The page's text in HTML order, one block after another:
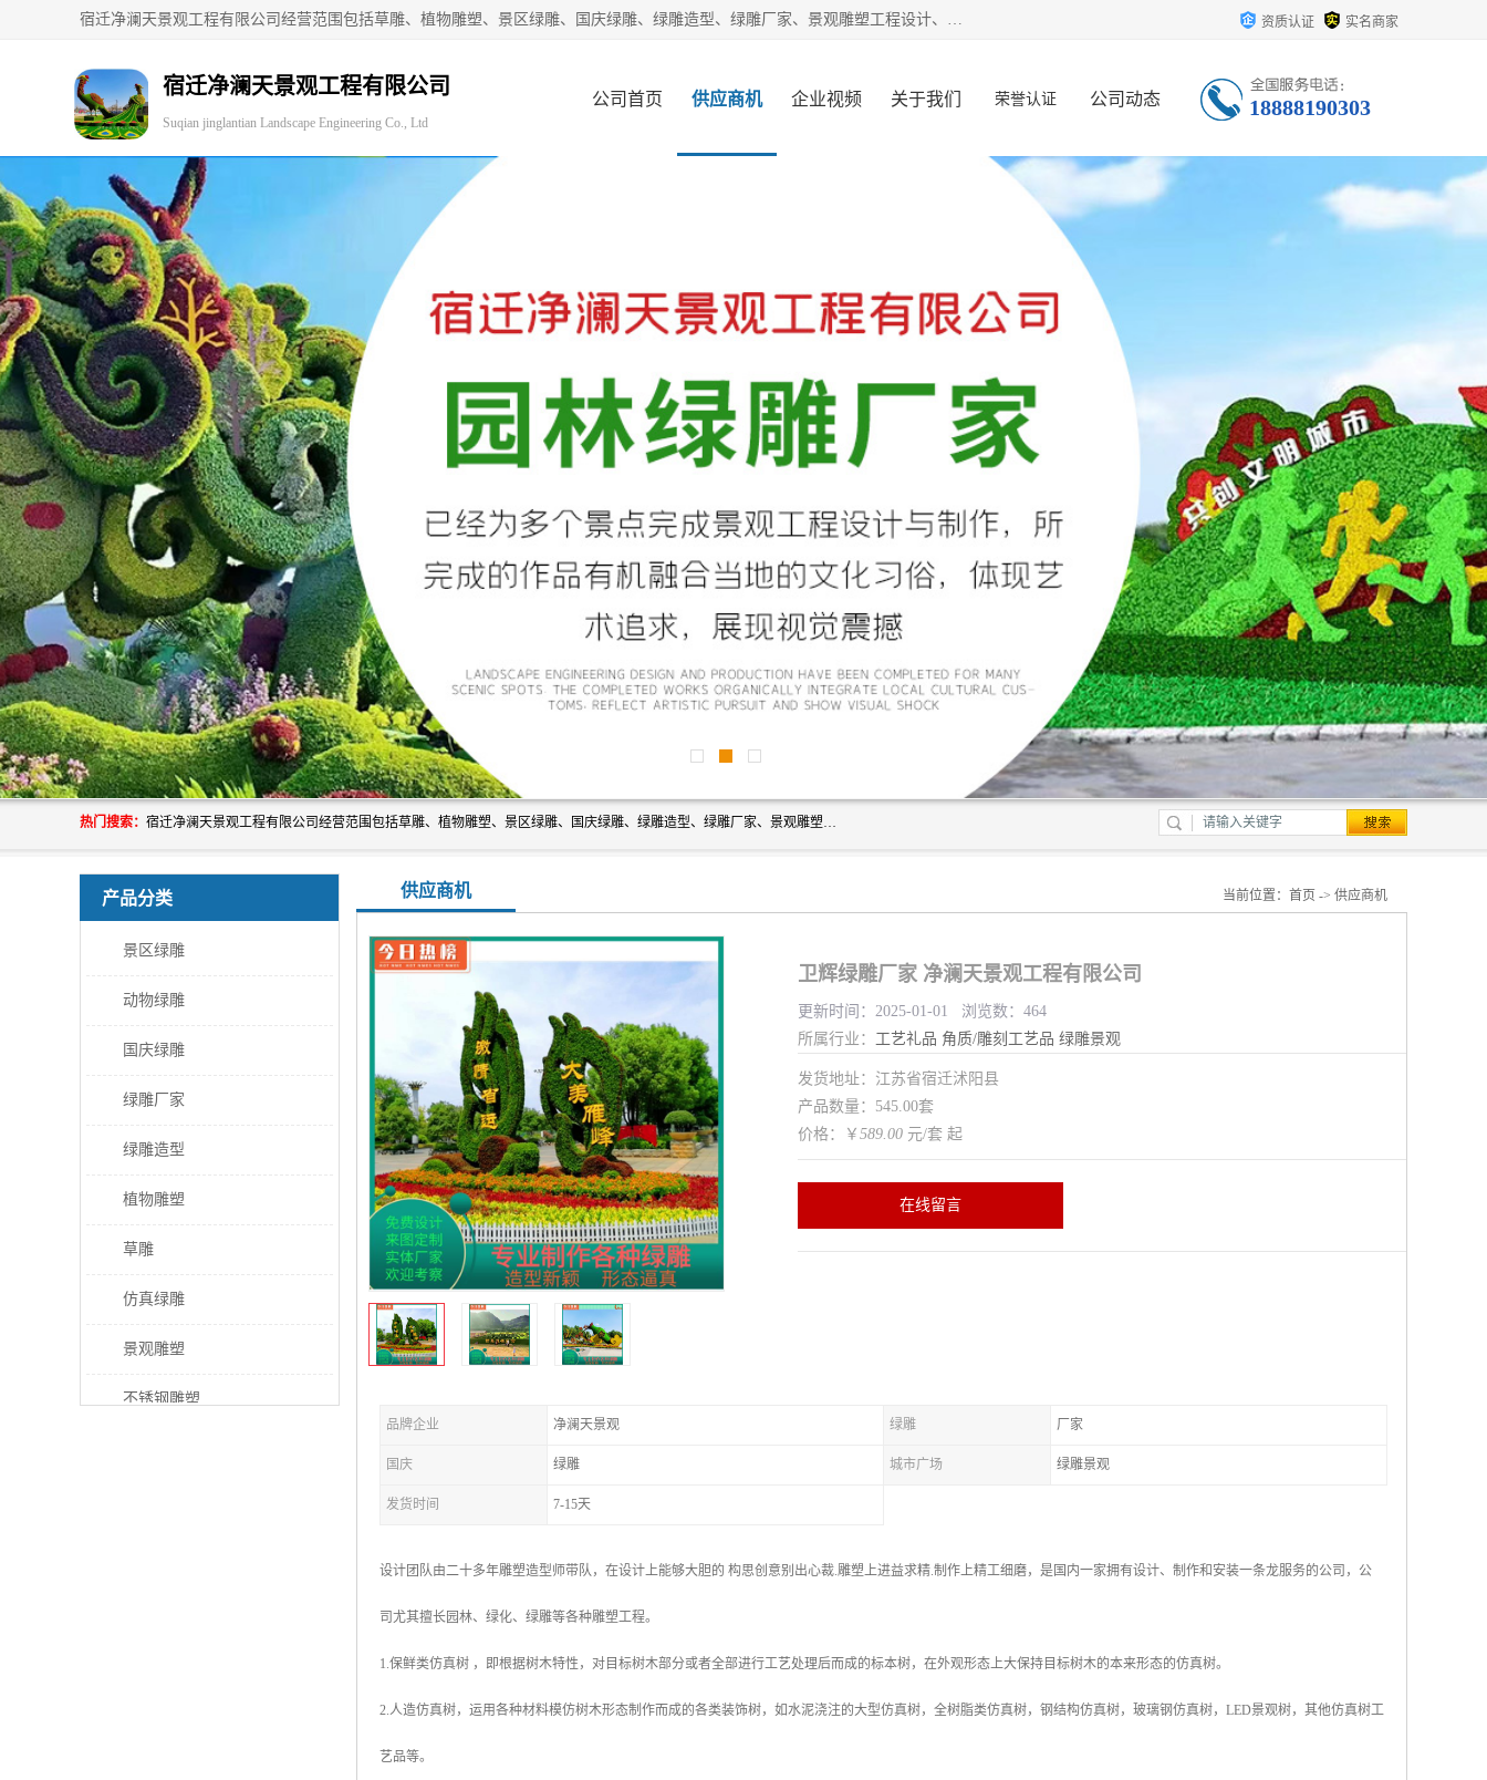
宿迁净澜天景观工程有限公司经营范围包括草雕、植物雕塑、景区绿雕、国庆绿雕、绿雕造型、绿雕厂家、景观雕塑工程设计、施工;绿化工程设计、施工、养护;绿化苗木、盆景种植、销售;是一家大型立体花坛草雕绿雕、五色草造型绿雕，仿真植物绿雕、稻草人工艺品、不锈钢雕塑等策划制作厂家，提供绿雕设计，制作,加工，及安装一站式服务。 资质认证 实名商家
宿迁净澜天景观工程有限公司
Suqian jinglantian Landscape Engineering Co., Ltd
公司首页 供应商机 企业视频 关于我们 荣誉认证 公司动态 18888190303
热门搜索： 宿迁净澜天景观工程有限公司经营范围包括草雕、植物雕塑、景区绿雕、国庆绿雕、绿雕造型、绿雕厂家、景观雕塑工程设计、施工;绿化工程设计、施工、养护;绿化苗木、盆景种植、销售;是一家大型立体花坛草雕绿雕、五色草造型绿雕，仿真植物绿雕、稻草人工艺品、不锈钢雕塑等策划制作厂家，提供绿雕设计，制作,加工，及安装一站式服务。
产品分类
景区绿雕
动物绿雕
国庆绿雕
绿雕厂家
绿雕造型
植物雕塑
草雕
仿真绿雕
景观雕塑
不锈钢雕塑
供应商机 当前位置： 首页 -> 供应商机
卫辉绿雕厂家 净澜天景观工程有限公司
更新时间：2025-01-01 浏览数：464
所属行业： 工艺礼品 角质/雕刻工艺品 绿雕景观
发货地址：江苏省宿迁沭阳县
产品数量：545.00套
价格：￥ 589.00 元/套 起
在线留言
品牌企业 净澜天景观 绿雕 厂家
国庆 绿雕 城市广场 绿雕景观
发货时间 7-15天
设计团队由二十多年雕塑造型师带队，在设计上能够大胆的 构思创意别出心裁.雕塑上进益求精.制作上精工细磨，是国内一家拥有设计、制作和安装一条龙服务的公司，公
司尤其擅长园林、绿化、绿雕等各种雕塑工程。
1.保鲜类仿真树 ，即根据树木特性，对目标树木部分或者全部进行工艺处理后而成的标本树，在外观形态上大保持目标树木的本来形态的仿真树。
2.人造仿真树，运用各种材料模仿树木形态制作而成的各类装饰树，如水泥浇注的大型仿真树，全树脂类仿真树，钢结构仿真树，玻璃钢仿真树，LED景观树，其他仿真树工
艺品等。